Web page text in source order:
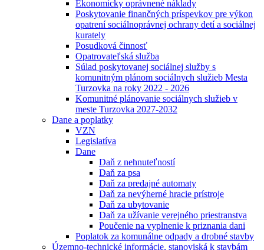
Ekonomicky oprávnené náklady
Poskytovanie finančných príspevkov pre výkon
opatrení sociálnoprávnej ochrany detí a sociálnej
kurately
Posudková činnosť
Opatrovateľská služba
Súlad poskytovanej sociálnej služby s
komunitným plánom sociálnych služieb Mesta
Turzovka na roky 2022 - 2026
Komunitné plánovanie sociálnych služieb v
meste Turzovka 2027-2032
Dane a poplatky
VZN
Legislatíva
Dane
Daň z nehnuteľností
Daň za psa
Daň za predajné automaty
Daň za nevýherné hracie prístroje
Daň za ubytovanie
Daň za užívanie verejného priestranstva
Poučenie na vyplnenie k priznania dani
Poplatok za komunálne odpady a drobné stavby
Územno-technické informácie, stanoviská k stavbám